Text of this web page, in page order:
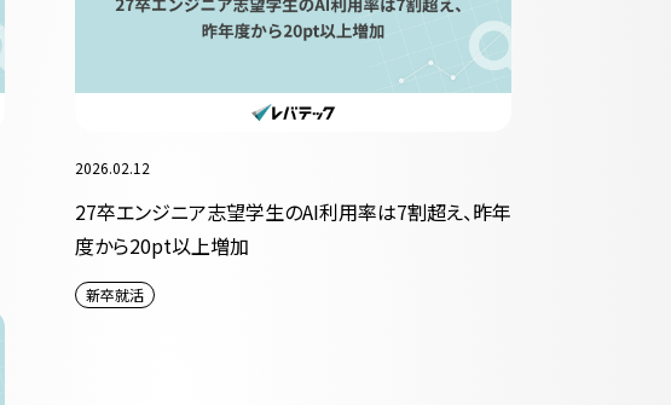
2026.02.12
27卒エンジニア志望学生のAI利用率は7割超え、昨年
度から20pt以上増加
新卒就活